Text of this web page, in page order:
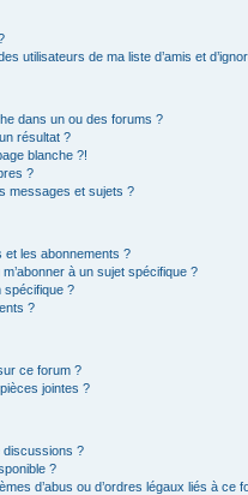
utilisateurs de ma liste d’amis et
dans un ou des forums ?
résultat ?
blanche ?!
?
messages et sujets ?
et les abonnements ?
à un sujet spécifique ?
spécifique ?
?
ce forum ?
jointes ?
discussions ?
?
d’abus ou d’ordres légaux liés à ce